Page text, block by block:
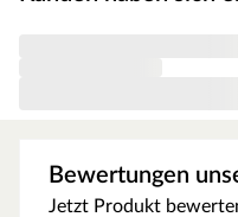
Bewertungen
Jetzt Produkt